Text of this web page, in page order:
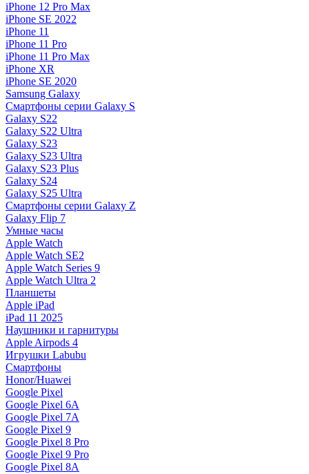
iPhone 12 Pro Max
iPhone SE 2022
iPhone 11
iPhone 11 Pro
iPhone 11 Pro Max
iPhone XR
iPhone SE 2020
Samsung Galaxy
Смартфоны серии Galaxy S
Galaxy S22
Galaxy S22 Ultra
Galaxy S23
Galaxy S23 Ultra
Galaxy S23 Plus
Galaxy S24
Galaxy S25 Ultra
Смартфоны серии Galaxy Z
Galaxy Flip 7
Умные часы
Apple Watch
Apple Watch SE2
Apple Watch Series 9
Apple Watch Ultra 2
Планшеты
Apple iPad
iPad 11 2025
Наушники и гарнитуры
Apple Airpods 4
Игрушки Labubu
Смартфоны
Honor/Huawei
Google Pixel
Google Pixel 6A
Google Pixel 7А
Google Pixel 9
Google Pixel 8 Pro
Google Pixel 9 Pro
Google Pixel 8A